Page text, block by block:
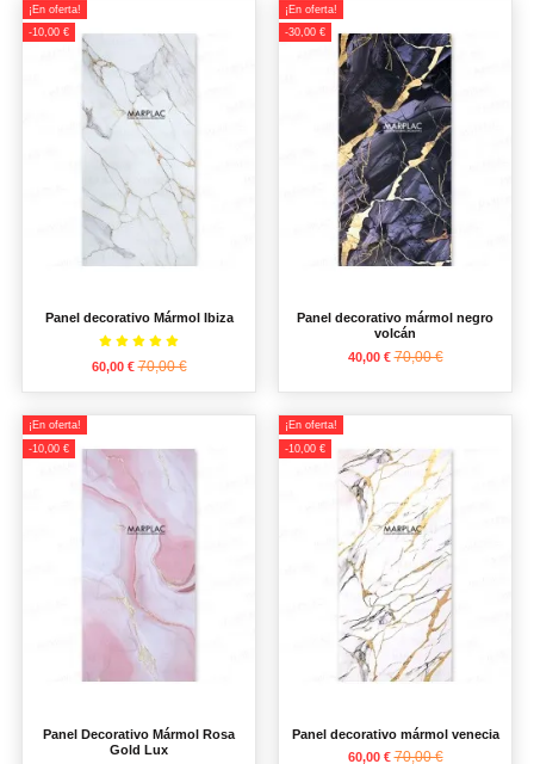
¡En oferta!
-10,00 €
Panel decorativo Mármol Ibiza
60,00 €70,00 €
¡En oferta!
-30,00 €
Panel decorativo mármol negro
volcán
40,00 €70,00 €
¡En oferta!
-10,00 €
Panel Decorativo Mármol Rosa
Gold Lux
¡En oferta!
-10,00 €
Panel decorativo mármol venecia
60,00 €70,00 €